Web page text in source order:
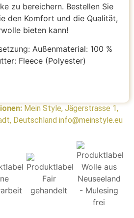
zu bereichern. Bestellen Sie
den Komfort und die Qualität,
bieten kann!
Außenmaterial: 100 %
Fleece (Polyester)
Mein Style, Jägerstrasse 1,
Deutschland info@meinstyle.eu